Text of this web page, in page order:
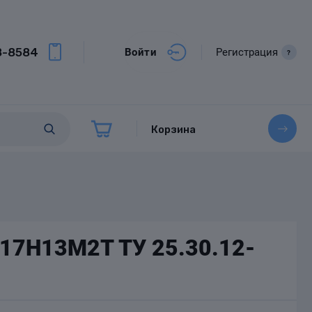
8584 Войти Регистрация ?
Корзина
ТУ 25.30.12-